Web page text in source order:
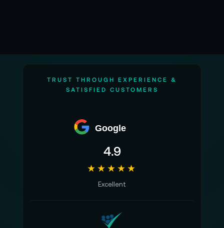
TRUST THROUGH EXPERIENCE &
SATISFIED CUSTOMERS
Google
4.9
★★★★★
Excellent